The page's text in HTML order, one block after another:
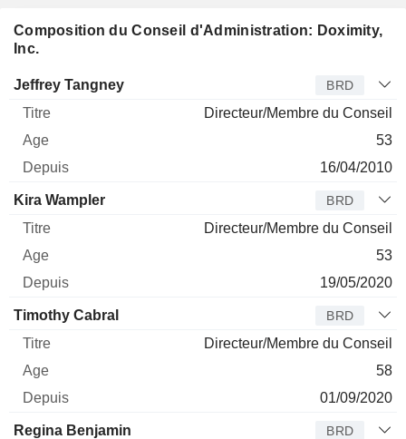
Composition du Conseil d'Administration: Doximity,
Inc.
Administrateur Titre
Jeffrey Tangney BRD
Directeur/Membre du Conseil
53
16/04/2010
Kira Wampler BRD
Directeur/Membre du Conseil
53
19/05/2020
Timothy Cabral BRD
Directeur/Membre du Conseil
58
01/09/2020
Regina Benjamin BRD